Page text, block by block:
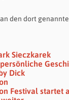
den dort
Sieczkarek
Dick
Festival startet